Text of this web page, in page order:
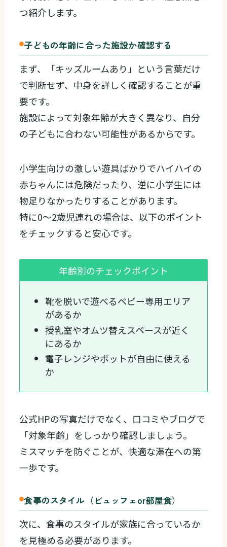
つ紹介します。
子どもの年齢に合った施設か確認する
まず、「キッズルームあり」という言葉だけ
で判断せず、中身を詳しく確認することが重
要です。
施設によって対象年齢が大きく異なり、自分
の子どもに合わない可能性があるからです。
小学生向けの激しい遊具ばかりでハイハイの
赤ちゃんには危険だったり、逆に小学生には
物足りなかったりすることがあります。
特に0〜2歳児連れの場合は、以下のポイント
をチェックすると安心です。
年齢別のチェックポイント
靴を脱いで遊べるベビー専用エリア
があるか
授乳室やオムツ替えスペースが近く
にあるか
電子レンジやポットが自由に使える
か
公式HPの写真だけでなく、口コミやブログで
「対象年齢」をしっかり確認しましょう。
ミスマッチを防ぐことが、快適な滞在への第
一歩です。
食事のスタイル（ビュッフェor部屋食）
次に、食事のスタイルが家族に合っているか
を見極める必要があります。